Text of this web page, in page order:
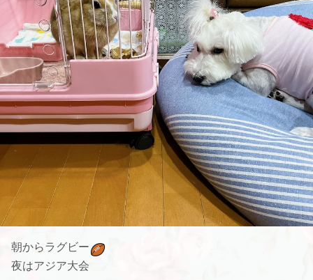
朝からラグビー
夜はアジア大会